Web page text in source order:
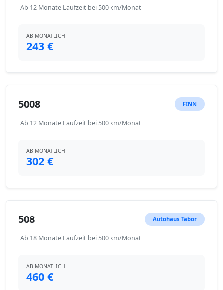
Ab 12 Monate Laufzeit bei 500 km/Monat
AB MONATLICH
243 €
5008 FINN
Ab 12 Monate Laufzeit bei 500 km/Monat
AB MONATLICH
302 €
508 Autohaus Tabor
Ab 18 Monate Laufzeit bei 500 km/Monat
AB MONATLICH
460 €